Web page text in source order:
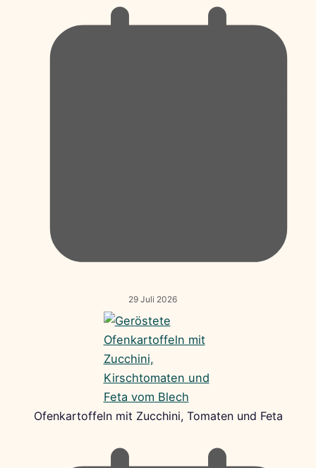
29 Juli 2026
Ofenkartoffeln mit Zucchini, Tomaten und Feta